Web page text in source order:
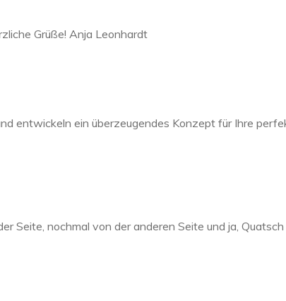
Grüße! Anja Leonhardt
entwickeln ein überzeugendes Konzept für Ihre
Seite, nochmal von der anderen Seite und ja,